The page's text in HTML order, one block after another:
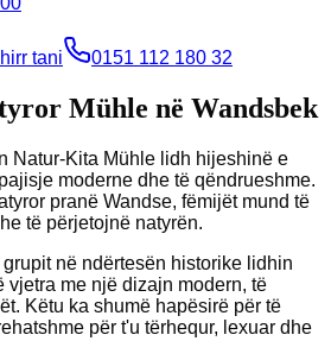
tani 0151 112 180 32
Mühle në Wandsbek
Natur-Kita Mühle lidh hijeshinë e
moderne dhe të qëndrueshme.
pranë Wandse, fëmijët mund të
të përjetojnë natyrën.
në ndërtesën historike lidhin
vjetra me një dizajn modern, të
Këtu ka shumë hapësirë për të
për t'u tërhequr, lexuar dhe